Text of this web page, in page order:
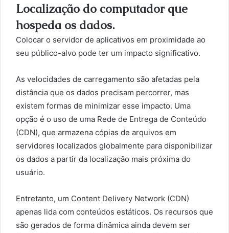
Localização do computador que
hospeda os dados.
Colocar o servidor de aplicativos em proximidade ao
seu público-alvo pode ter um impacto significativo.
As velocidades de carregamento são afetadas pela
distância que os dados precisam percorrer, mas
existem formas de minimizar esse impacto. Uma
opção é o uso de uma Rede de Entrega de Conteúdo
(CDN), que armazena cópias de arquivos em
servidores localizados globalmente para disponibilizar
os dados a partir da localização mais próxima do
usuário.
Entretanto, um Content Delivery Network (CDN)
apenas lida com conteúdos estáticos. Os recursos que
são gerados de forma dinâmica ainda devem ser